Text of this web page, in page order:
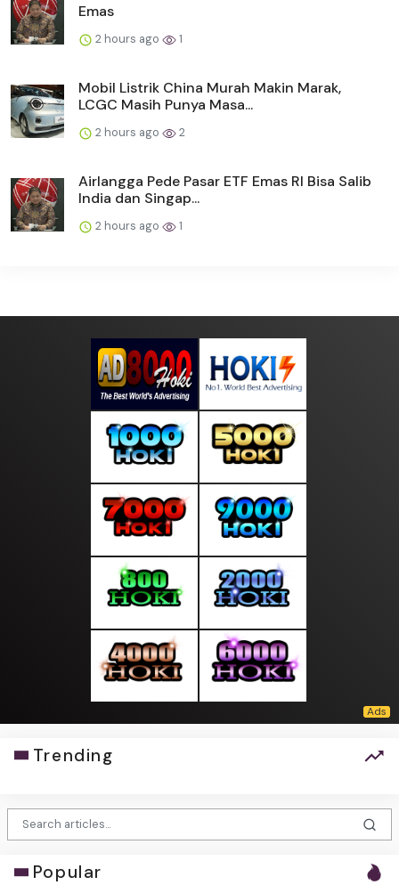
Emas
2 hours ago 1
Mobil Listrik China Murah Makin Marak,
LCGC Masih Punya Masa...
2 hours ago 2
Airlangga Pede Pasar ETF Emas RI Bisa Salib
India dan Singap...
2 hours ago 1
Trending
Popular